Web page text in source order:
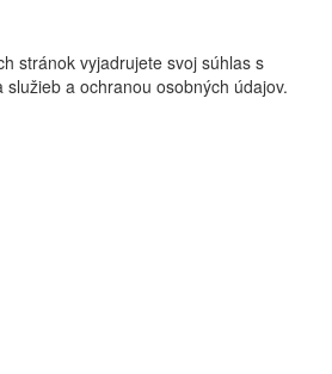
stránok vyjadrujete svoj súhlas s
a ochranou osobných údajov.